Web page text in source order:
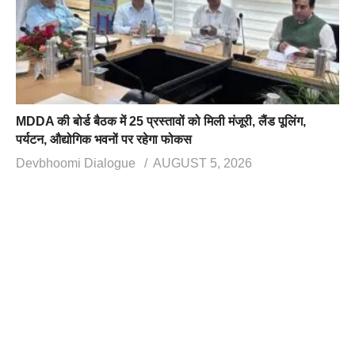
MDDA की बोर्ड बैठक में 25 प्रस्तावों को मिली मंजूरी, लैंड पूलिंग,
पर्यटन, औद्योगिक भवनों पर रहेगा फोकस
Devbhoomi Dialogue
AUGUST 5, 2026